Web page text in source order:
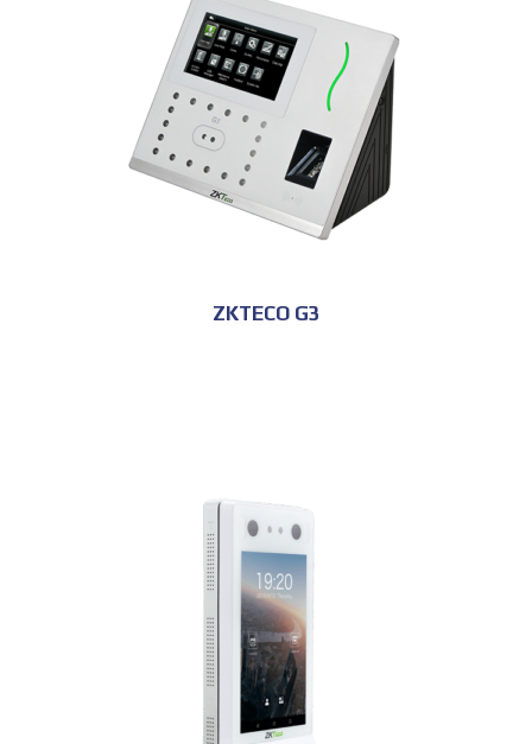
ZKTECO G3
للحجز و الاستعلام
للحجز و الاستعلام